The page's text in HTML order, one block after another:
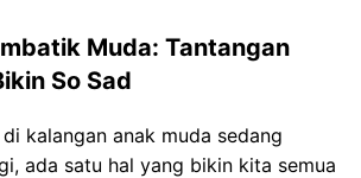
Muda: Tantangan
So Sad
kalangan anak muda sedang
ada satu hal yang bikin kita semua